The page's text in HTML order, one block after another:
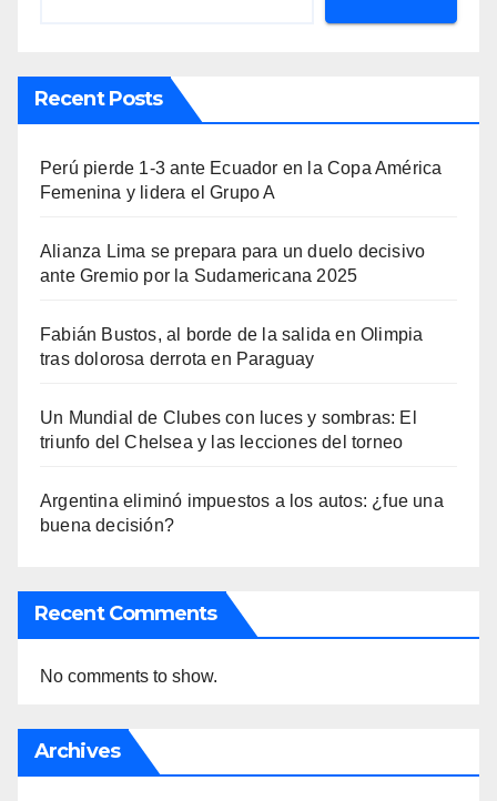
Recent Posts
Perú pierde 1-3 ante Ecuador en la Copa América
Femenina y lidera el Grupo A
Alianza Lima se prepara para un duelo decisivo
ante Gremio por la Sudamericana 2025
Fabián Bustos, al borde de la salida en Olimpia
tras dolorosa derrota en Paraguay
Un Mundial de Clubes con luces y sombras: El
triunfo del Chelsea y las lecciones del torneo
Argentina eliminó impuestos a los autos: ¿fue una
buena decisión?
Recent Comments
No comments to show.
Archives